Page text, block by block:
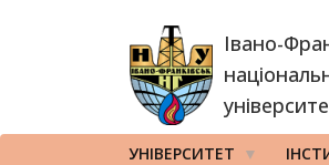
Івано-
УНІВЕРСИТЕТ